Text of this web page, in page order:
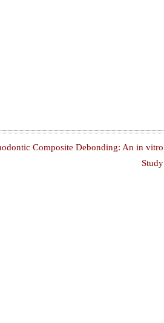
Composite Debonding: An in vitro
Study